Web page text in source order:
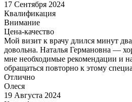
17 Сентября 2024
Квалификация
Внимание
Цена-качество
Мой визит к врачу длился минут
довольна. Наталья Германовна —
мне необходимые рекомендации и
обращаться повторно к этому
Отлично
Олеся
19 Августа 2024